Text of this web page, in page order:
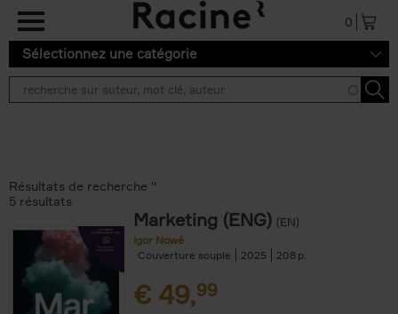
Aller au contenu principal
0
Sélectionnez une catégorie
Résultats de recherche ''
5 résultats
Marketing (ENG) (EN)
Igor Nowé
Couverture souple
2025 208
€ 49,99